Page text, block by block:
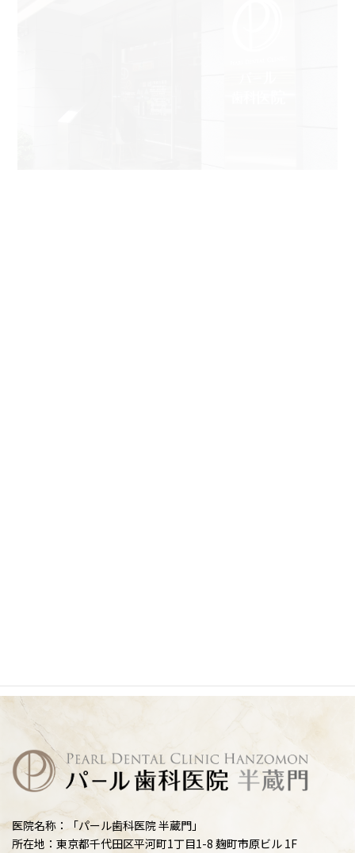
医院名称：「パール歯科医院 半蔵門」
所在地：東京都千代田区平河町1丁目1-8 麹町市原ビル 1F